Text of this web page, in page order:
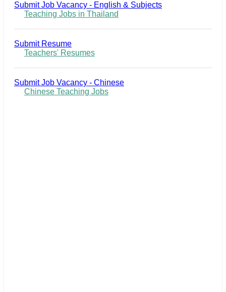
Submit Job Vacancy - English & Subjects
Teaching Jobs in Thailand
Submit Resume
Teachers' Resumes
Submit Job Vacancy - Chinese
Chinese Teaching Jobs